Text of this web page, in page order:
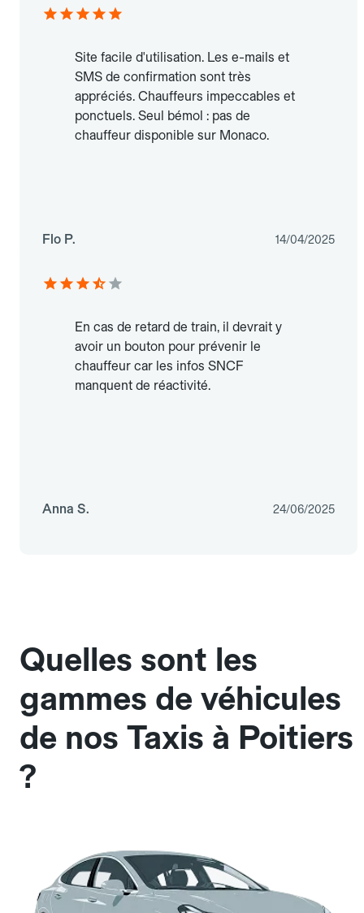
Site facile d'utilisation. Les e-mails et
SMS de confirmation sont très
appréciés. Chauffeurs impeccables et
ponctuels. Seul bémol : pas de
chauffeur disponible sur Monaco.
Flo P. 14/04/2025
En cas de retard de train, il devrait y
avoir un bouton pour prévenir le
chauffeur car les infos SNCF
manquent de réactivité.
Anna S. 24/06/2025
Quelles sont les
gammes de véhicules
de nos Taxis à Poitiers
?